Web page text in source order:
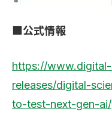
■公式情報
https://
releases/digital-
to-test-next-gen-ai/